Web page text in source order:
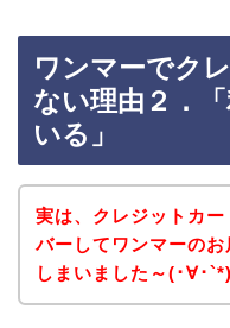
ワンマーでク
ない理由２．
いる」
実は、クレジットカ
バーしてワンマーの
しまいました～(･∀･